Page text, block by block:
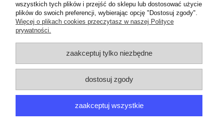
ZAMÓWIENIA
PRODUCENCI
MOJE KONTO
wszystkich tych plików i przejść do sklepu lub dostosować użycie
plików do swoich preferencji, wybierając opcję "Dostosuj zgody".
Więcej o plikach cookies przeczytasz w naszej Polityce
prywatności.
zaakceptuj tylko niezbędne
dostosuj zgody
zaakceptuj wszystkie